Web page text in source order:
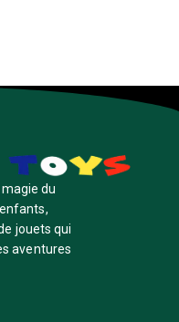
du
jouets qui
aventures